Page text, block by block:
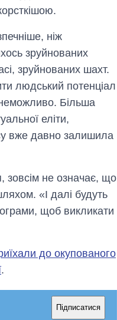
ніж
зруйнованих
зруйнованих шахт.
людський потенціал
Більша
еліти,
вже давно залишила
зовсім не означає, що
«І далі будуть
щоб викликати
до окупованого
.
Підписатися
вирощували в
великої війни